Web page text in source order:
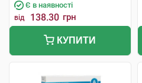
Є в наявності
від 138.30 грн
КУПИТИ